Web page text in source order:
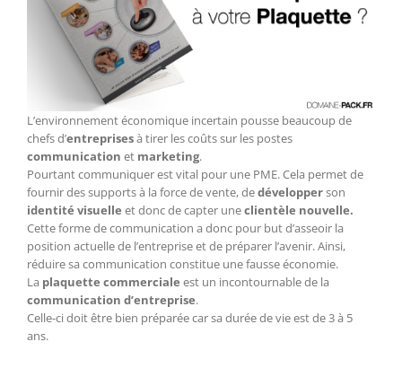
L’environnement économique incertain pousse beaucoup de
chefs d’entreprisesà tirer les coûts sur les postes
communication et marketing.
Pourtant communiquer est vital pour une PME. Cela permet de
fournir des supports à la force de vente, dedévelopperson
identité visuelle et donc de capter uneclientèle nouvelle.
Cette forme de communication a donc pour but d’asseoir la
position actuelle de l’entreprise et de préparer l’avenir. Ainsi,
réduire sa communication constitue une fausse économie.
La plaquette commerciale est un incontournable de la
communication d’entreprise.
Celle-ci doit être bien préparée car sa durée de vie est de 3 à 5
ans.